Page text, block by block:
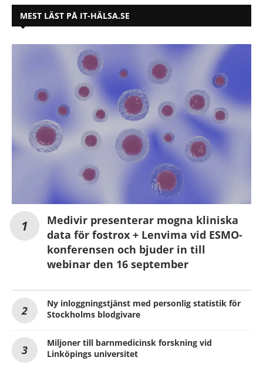
MEST LÄST PÅ IT-HÄLSA.SE
Medivir presenterar mogna kliniska
data för fostrox + Lenvima vid ESMO-
konferensen och bjuder in till
webinar den 16 september
Ny inloggningstjänst med personlig statistik för
Stockholms blodgivare
Miljoner till barnmedicinsk forskning vid
Linköpings universitet